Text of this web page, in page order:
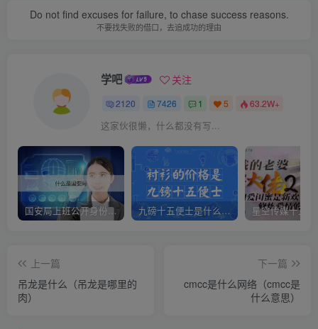
Do not find excuses for failure, to chase success reasons.
不要找失败的借口，去追成功的理由
学吧 关注
2120 7426 1 5 63.2W+
这家伙很懒，什么都没有写...
国安局上班公开身份是什么（国安身份对家人保密吗） 九磅十五便士是什么意思（九磅十五便士是什么梗）
上一篇
吊龙是什么（吊龙是哪里的
肉）
下一篇
cmcc是什么网络（cmcc是
什么意思）